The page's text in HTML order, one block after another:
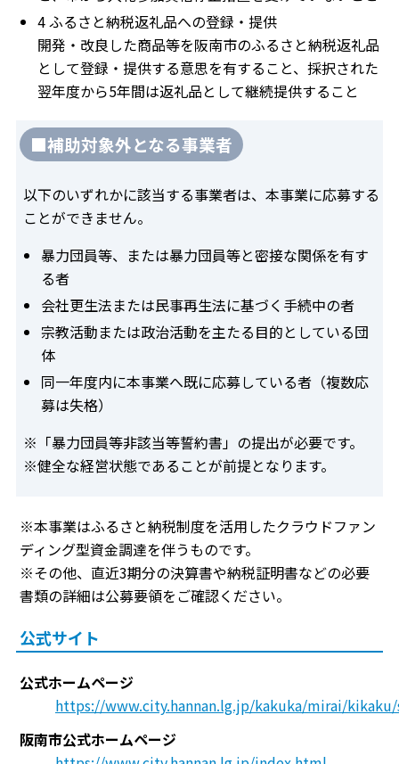
4 ふるさと納税返礼品への登録・提供
開発・改良した商品等を阪南市のふるさと納税返礼品
として登録・提供する意思を有すること、採択された
翌年度から5年間は返礼品として継続提供すること
■補助対象外となる事業者
以下のいずれかに該当する事業者は、本事業に応募する
ことができません。
暴力団員等、または暴力団員等と密接な関係を有す
る者
会社更生法または民事再生法に基づく手続中の者
宗教活動または政治活動を主たる目的としている団
体
同一年度内に本事業へ既に応募している者（複数応
募は失格）
※「暴力団員等非該当等誓約書」の提出が必要です。
※健全な経営状態であることが前提となります。
※本事業はふるさと納税制度を活用したクラウドファン
ディング型資金調達を伴うものです。
※その他、直近3期分の決算書や納税証明書などの必要
書類の詳細は公募要領をご確認ください。
公式サイト
公式ホームページ
https://www.city.hannan.lg.jp/kakuka/mirai/
阪南市公式ホームページ